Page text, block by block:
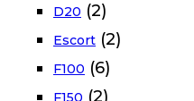
D20 (2)
Escort (2)
F100 (6)
F150 (2)